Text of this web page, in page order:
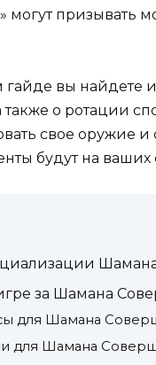
могут
вы найдете
о ротации
свое оружие и
будут на ваших
за Шамана
для Шамана
для Шамана